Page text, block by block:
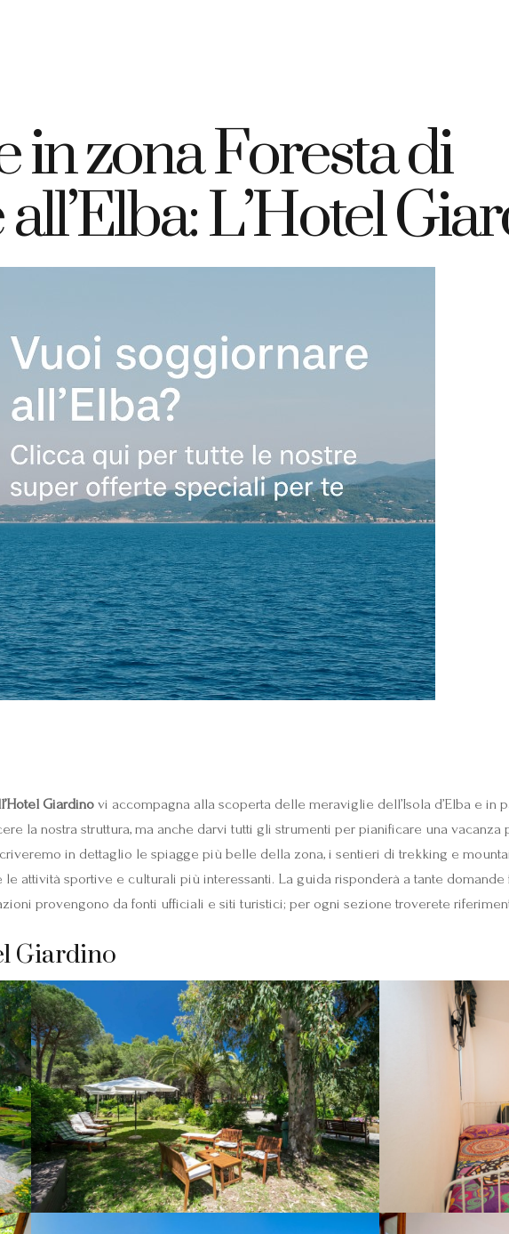
in zona Foresta di
L’Hotel
Giardino vi accompagna alla scoperta delle meraviglie dell’Isola d’Elba e in
la nostra struttura, ma anche darvi tutti gli strumenti per pianificare una vacanza
in dettaglio le spiagge più belle della zona, i sentieri di trekking e
attività sportive e culturali più interessanti. La guida risponderà a tante
provengono da fonti ufficiali e siti turistici; per ogni sezione troverete
Giardino